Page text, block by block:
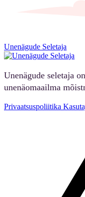
Unenägude Seletaja
Unenägude seletaja
unenäomaailma
Privaatsuspoliitika